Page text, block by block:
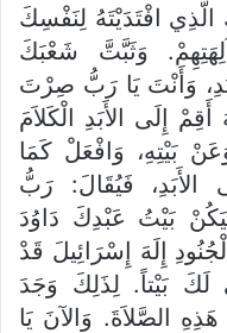
افْتَدَيْتَهُ لِنَفْسِكَ
وَثَبَّتَّ شَعْبَكَ
وَأَنْتَ يَا رَبُّ صِرْتَ
أَقِمْ إِلَى الأَبَدِ الْكَلاَمَ
بَيْتِهِ، وَافْعَلْ كَمَا
فَيُقَالَ: رَبُّ
بَيْتُ عَبْدِكَ دَاوُدَ
إِلَهَ إِسْرَائِيلَ قَدْ
لَكَ بَيْتاً. لِذَلِكَ وَجَدَ
الصَّلاَةَ. وَالآنَ يَا